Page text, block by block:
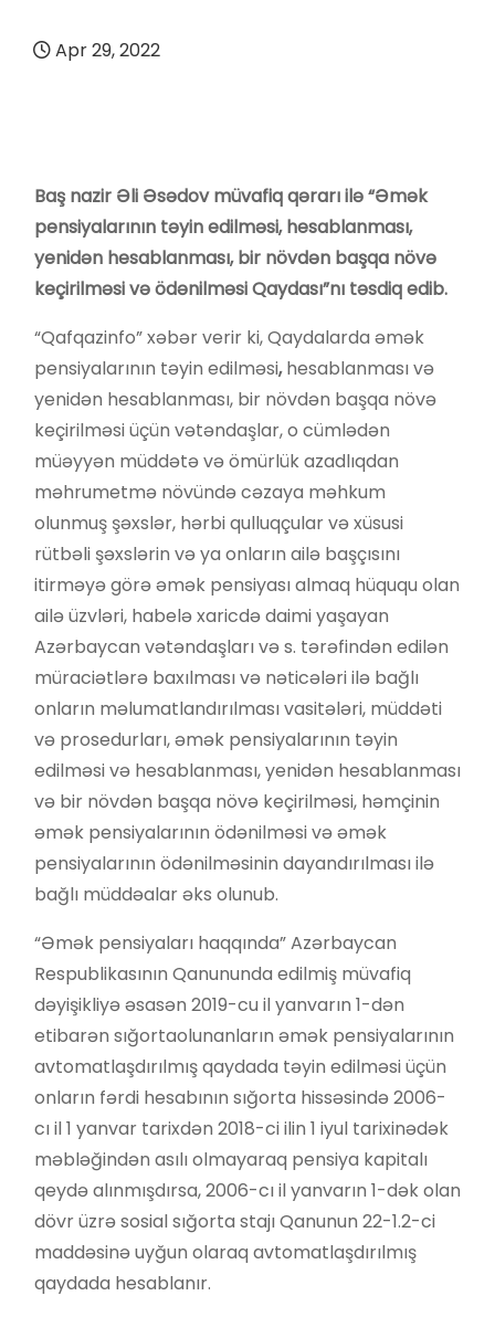
Apr 29, 2022
Baş nazir Əli Əsədov müvafiq qərarı ilə “Əmək
pensiyalarının təyin edilməsi, hesablanması,
yenidən hesablanması, bir növdən başqa növə
keçirilməsi və ödənilməsi Qaydası”nı təsdiq edib.
“Qafqazinfo” xəbər verir ki, Qaydalarda əmək
pensiyalarının təyin edilməsi,hesablanması və
yenidən hesablanması, bir növdən başqa növə
keçirilməsi üçün vətəndaşlar, o cümlədən
müəyyən müddətə və ömürlük azadlıqdan
məhrumetmə növündə cəzaya məhkum
olunmuş şəxslər, hərbi qulluqçular və xüsusi
rütbəli şəxslərin və ya onların ailə başçısını
itirməyə görə əmək pensiyası almaq hüququ olan
ailə üzvləri, habelə xaricdə daimi yaşayan
Azərbaycan vətəndaşları və s. tərəfindən edilən
müraciətlərə baxılması və nəticələri ilə bağlı
onların məlumatlandırılması vasitələri, müddəti
və prosedurları, əmək pensiyalarının təyin
edilməsi və hesablanması, yenidən hesablanması
və bir növdən başqa növə keçirilməsi, həmçinin
əmək pensiyalarının ödənilməsi və əmək
pensiyalarının ödənilməsinin dayandırılması ilə
bağlı müddəalar əks olunub.
“Əmək pensiyaları haqqında” Azərbaycan
Respublikasının Qanununda edilmiş müvafiq
dəyişikliyə əsasən 2019-cu il yanvarın 1-dən
etibarən sığortaolunanların əmək pensiyalarının
avtomatlaşdırılmış qaydada təyin edilməsi üçün
onların fərdi hesabının sığorta hissəsində 2006-
cı il 1 yanvar tarixdən 2018-ci ilin 1 iyul tarixinədək
məbləğindən asılı olmayaraq pensiya kapitalı
qeydə alınmışdırsa, 2006-cı il yanvarın 1-dək olan
dövr üzrə sosial sığorta stajı Qanunun 22-1.2-ci
maddəsinə uyğun olaraq avtomatlaşdırılmış
qaydada hesablanır.